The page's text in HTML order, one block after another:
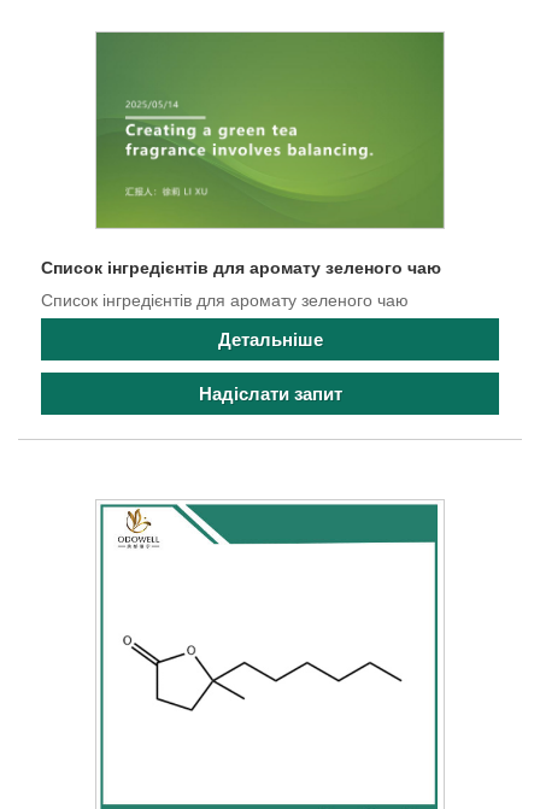
Список інгредієнтів для аромату зеленого чаю
Список інгредієнтів для аромату зеленого чаю
Детальніше
Надіслати запит